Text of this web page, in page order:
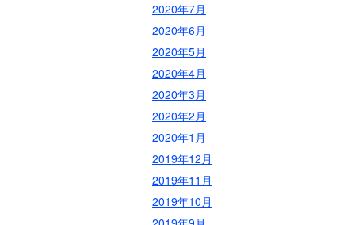
2020年7月
2020年6月
2020年5月
2020年4月
2020年3月
2020年2月
2020年1月
2019年12月
2019年11月
2019年10月